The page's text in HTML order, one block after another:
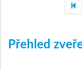
Přehled